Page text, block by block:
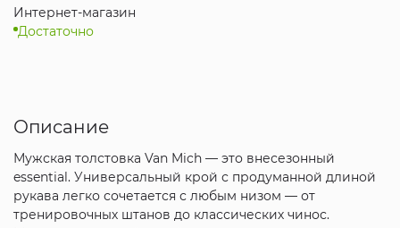
Интернет-магазин
Достаточно
Описание
Мужская толстовка Van Mich — это внесезонный
essential. Универсальный крой с продуманной длиной
рукава легко сочетается с любым низом — от
тренировочных штанов до классических чинос.